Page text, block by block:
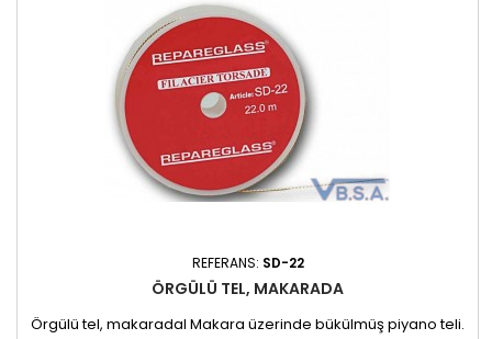
REFERANS: SD-22
ÖRGÜLÜ TEL, MAKARADA
Örgülü tel, makaradal Makara üzerinde bükülmüş piyano teli.